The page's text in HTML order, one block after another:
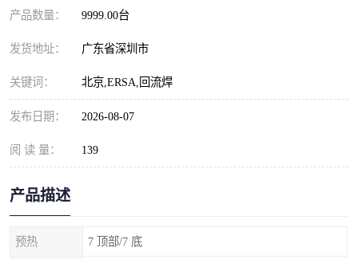
产品数量： 9999.00台
发货地址： 广东省深圳市
关键词： 北京,ERSA,回流焊
发布日期： 2026-08-07
阅 读 量： 139
产品描述
预热 7 顶部/7 底